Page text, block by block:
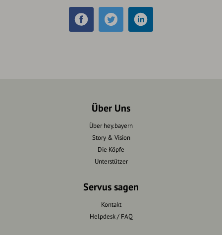
Über Uns
Über hey.bayern
Story & Vision
Die Köpfe
Unterstützer
Servus sagen
Kontakt
Helpdesk / FAQ